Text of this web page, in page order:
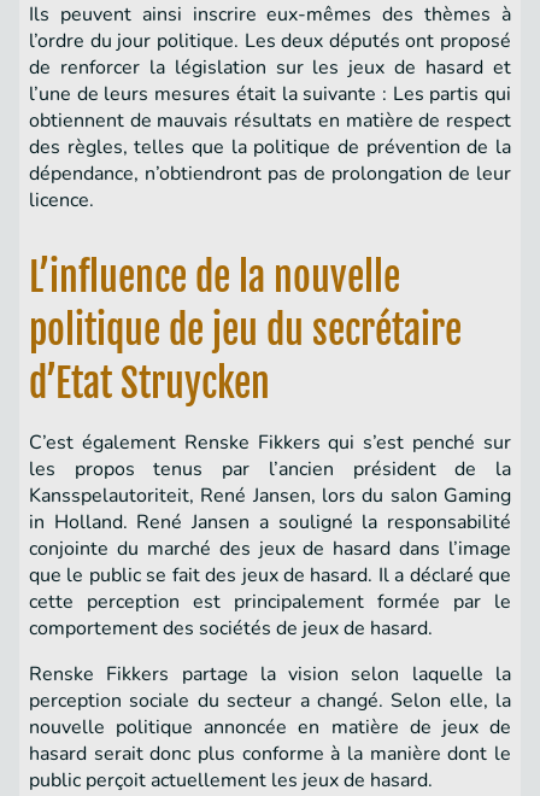
Ils peuvent ainsi inscrire eux-mêmes des thèmes à
l’ordre du jour politique. Les deux députés ont proposé
de renforcer la législation sur les jeux de hasard et
l’une de leurs mesures était la suivante : Les partis qui
obtiennent de mauvais résultats en matière de respect
des règles, telles que la politique de prévention de la
dépendance, n’obtiendront pas de prolongation de leur
licence.
L’influence de la nouvelle
politique de jeu du secrétaire
d’Etat Struycken
C’est également Renske Fikkers qui s’est penché sur
les propos tenus par l’ancien président de la
Kansspelautoriteit, René Jansen, lors du salon Gaming
in Holland. René Jansen a souligné la responsabilité
conjointe du marché des jeux de hasard dans l’image
que le public se fait des jeux de hasard. Il a déclaré que
cette perception est principalement formée par le
comportement des sociétés de jeux de hasard.
Renske Fikkers partage la vision selon laquelle la
perception sociale du secteur a changé. Selon elle, la
nouvelle politique annoncée en matière de jeux de
hasard serait donc plus conforme à la manière dont le
public perçoit actuellement les jeux de hasard.